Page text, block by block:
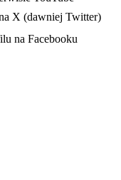
X (dawniej Twitter)
na Facebooku